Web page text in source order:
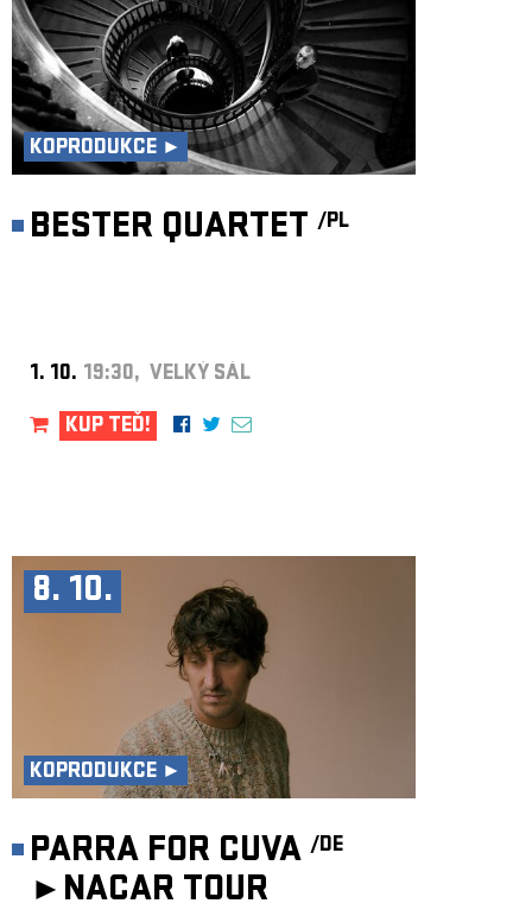
KOPRODUKCE ►
BESTER QUARTET /PL
1. 10. 19:30, VELKÝ SÁL
KUP TEĎ!
8. 10.
KOPRODUKCE ►
PARRA FOR CUVA /DE
► NACAR TOUR